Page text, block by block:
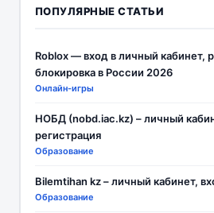
ПОПУЛЯРНЫЕ СТАТЬИ
Roblox — вход в личный кабинет,
блокировка в России 2026
Онлайн-игры
НОБД (nobd.iac.kz) – личный
регистрация
Образование
Bilemtihan kz – личный кабинет,
Образование